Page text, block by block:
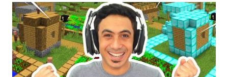
أخيراً
لقيت
ببغاء
!